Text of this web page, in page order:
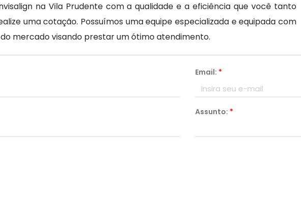
na Vila Prudente com a qualidade e a eficiência que você tanto
uma cotação. Possuímos uma equipe especializada e equipada com
mercado visando prestar um ótimo atendimento.
Email: *
Assunto: *